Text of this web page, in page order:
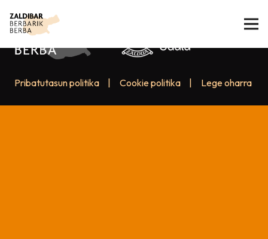
Pribatutasun politika Cookie politika Lege oharra